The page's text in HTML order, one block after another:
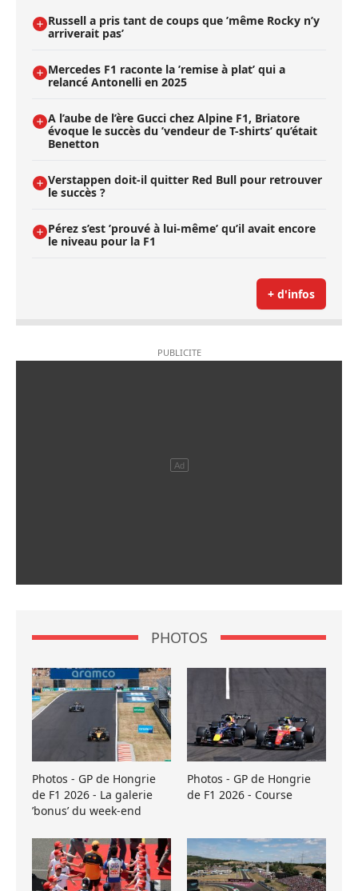
Russell a pris tant de coups que ’même Rocky n’y
arriverait pas’
Mercedes F1 raconte la ’remise à plat’ qui a
relancé Antonelli en 2025
A l’aube de l’ère Gucci chez Alpine F1, Briatore
évoque le succès du ’vendeur de T-shirts’ qu’était
Benetton
Verstappen doit-il quitter Red Bull pour retrouver
le succès ?
Pérez s’est ’prouvé à lui-même’ qu’il avait encore
le niveau pour la F1
+ d'infos
PHOTOS
Photos - GP de Hongrie
de F1 2026 - La galerie
’bonus’ du week-end
Photos - GP de Hongrie
de F1 2026 - Course